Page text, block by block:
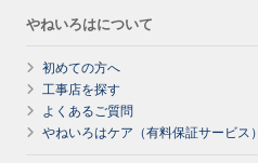
やねいろはについて
初めての方へ
工事店を探す
よくあるご質問
やねいろはケア（有料保証サービス）